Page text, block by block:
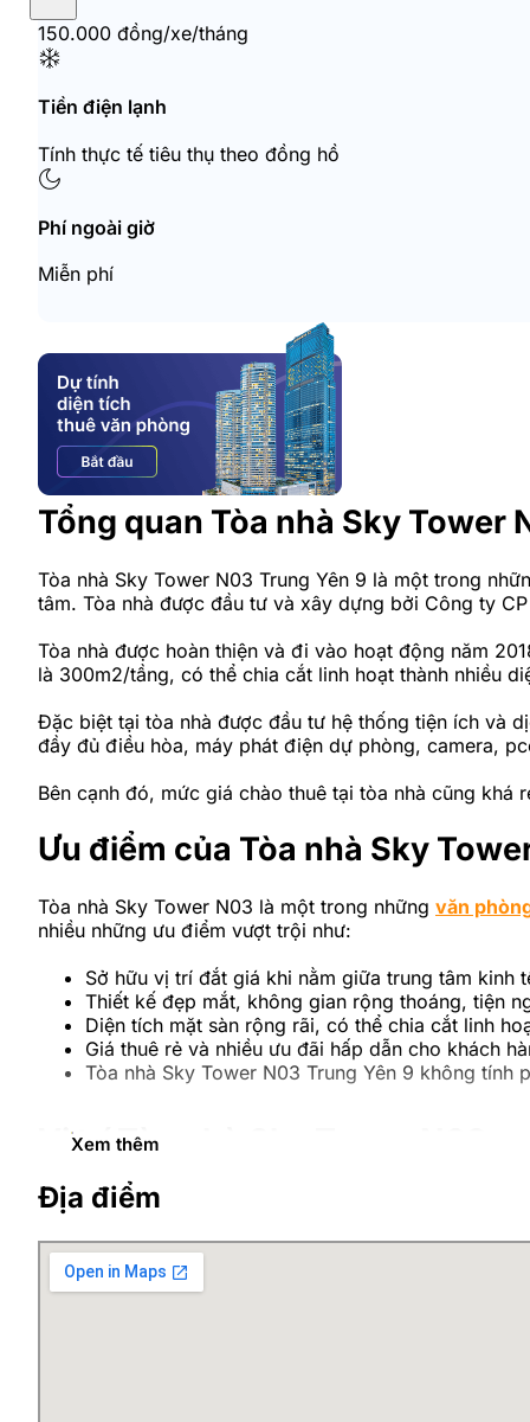
150.000 đồng/xe/tháng
Tiền điện lạnh
Tính thực tế tiêu thụ theo đồng hồ
Phí ngoài giờ
Miễn phí
Tổng quan Tòa nhà Sky Tower
Tòa nhà Sky Tower N03 Trung Yên 9 là một trong
tâm. Tòa nhà được đầu tư và xây dựng bởi Công ty
Tòa nhà được hoàn thiện và đi vào hoạt động năm
là 300m2/tầng, có thể chia cắt linh hoạt thành nhiều
Đặc biệt tại tòa nhà được đầu tư hệ thống tiện ích và
đầy đủ điều hòa, máy phát điện dự phòng, camera,
Bên cạnh đó, mức giá chào thuê tại tòa nhà cũng khá
Ưu điểm của Tòa nhà Sky
Tòa nhà Sky Tower N03 là một trong những văn
nhiều những ưu điểm vượt trội như:
Sở hữu vị trí đắt giá khi nằm giữa trung tâm kinh
Thiết kế đẹp mắt, không gian rộng thoáng, tiện
Diện tích mặt sàn rộng rãi, có thể chia cắt linh
Giá thuê rẻ và nhiều ưu đãi hấp dẫn cho khách
Tòa nhà Sky Tower N03 Trung Yên 9 không tính
Vị trí Tòa nhà Sky Tower N03
Tòa nhà Sky Tower N03 Trung Yên 9 tọa lạc tại vị trí
nhiều văn phòng, trường học, trung tâm đào tạo,
Từ vị trí tòa nhà chỉ cách ngã tư giao cắt Đường
những khu hành chính phía Tây Hà Nội, Trung Tâm
Xem thêm
Địa điểm